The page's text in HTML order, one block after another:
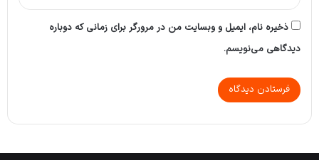
ذخیره نام، ایمیل و وبسایت من در مرورگر برای زمانی که دوباره
دیدگاهی می‌نویسم.